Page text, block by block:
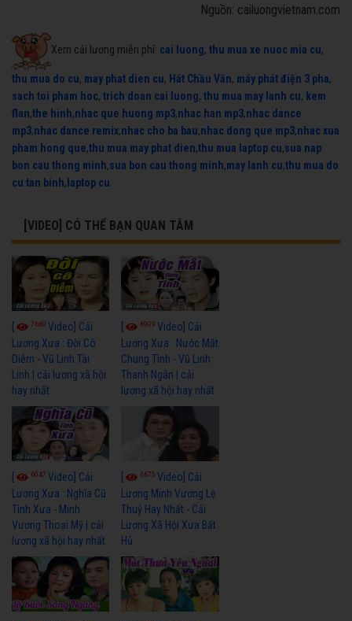
Nguồn: cailuongvietnam.com
Xem cải lương miễn phí: cai luong, thu mua xe nuoc mia cu,
thu mua do cu, may phat dien cu, Hát Chầu Văn, máy phát điện 3 pha,
sach toi pham hoc, trich doan cai luong, thu mua may lanh cu, kem
flan,the hinh,nhac que huong mp3,nhac han mp3,nhac dance
mp3,nhac dance remix,nhac cho ba bau,nhac dong que mp3,nhac xua
pham hong que,thu mua may phat dien,thu mua laptop cu,sua nap
bon cau thong minh,sua bon cau thong minh,may lanh cu,thu mua do
cu tan binh, laptop cu
[VIDEO] CÓ THỂ BẠN QUAN TÂM
7660 Video] Cải
Lương Xưa : Đời Cô
Diễm - Vũ Linh Tài
Linh | cải lương xã hội
hay nhất
6909Video] Cải
Lương Xưa : Nước Mắt
Chung Tình - Vũ Linh
Thanh Ngân | cải
lương xã hội hay nhất
6047 Video] Cải
Lương Xưa : Nghĩa Cũ
Tình Xưa - Minh
Vương Thoại Mỹ | cải
lương xã hội hay nhất
6675Video] Cải
Lương Minh Vương Lệ
Thuỷ Hay Nhất - Cải
Lương Xã Hội Xưa Bất
Hủ